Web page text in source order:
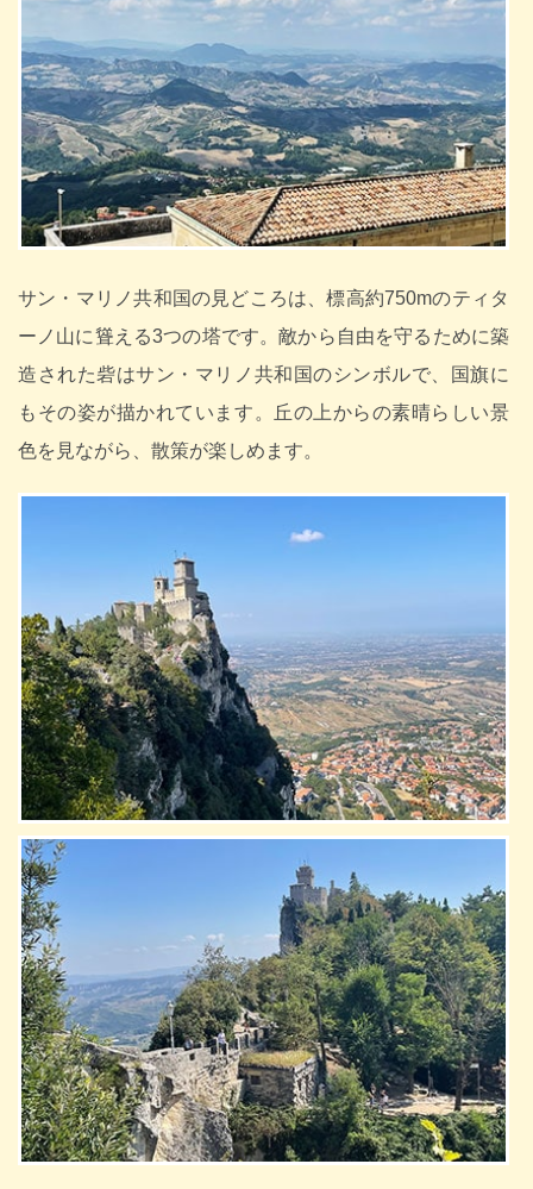
サン・マリノ共和国の見どころは、標高約750mのティタ
ーノ山に聳える3つの塔です。敵から自由を守るために築
造された砦はサン・マリノ共和国のシンボルで、国旗に
もその姿が描かれています。丘の上からの素晴らしい景
色を見ながら、散策が楽しめます。